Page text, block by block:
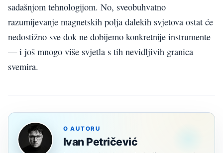
sadašnjom tehnologijom. No, sveobuhvatno
razumijevanje magnetskih polja dalekih svjetova ostat će
nedostižno sve dok ne dobijemo konkretnije instrumente
— i još mnogo više svjetla s tih nevidljivih granica
svemira.
O AUTORU
Ivan Petričević